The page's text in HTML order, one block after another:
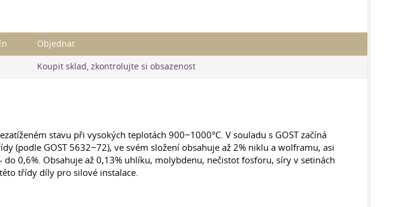
Objednat
Koupit sklad, zkontrolujte si obsazenost
stavu při vysokých teplotách 900−1000°C. V souladu s GOST začíná
(podle GOST 5632−72), ve svém složení obsahuje až 2% niklu a wolframu, asi
0,6%. Obsahuje až 0,13% uhlíku, molybdenu, nečistot fosforu, síry v setinách
třídy díly pro silové instalace.